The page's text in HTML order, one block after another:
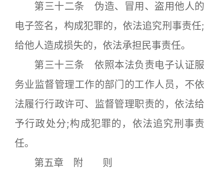
第三十二条 伪造、冒用、盗用他人的
电子签名，构成犯罪的，依法追究刑事责任;
给他人造成损失的，依法承担民事责任。
第三十三条 依照本法负责电子认证服
务业监督管理工作的部门的工作人员，不依
法履行行政许可、监督管理职责的，依法给
予行政处分;构成犯罪的，依法追究刑事责
任。
第五章 附 则